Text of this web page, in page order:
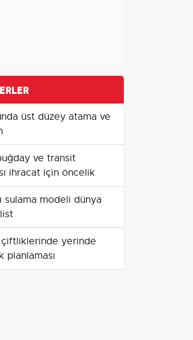
üst düzey atama ve
ve transit
ihracat için öncelik
sulama modeli dünya
çiftliklerinde yerinde